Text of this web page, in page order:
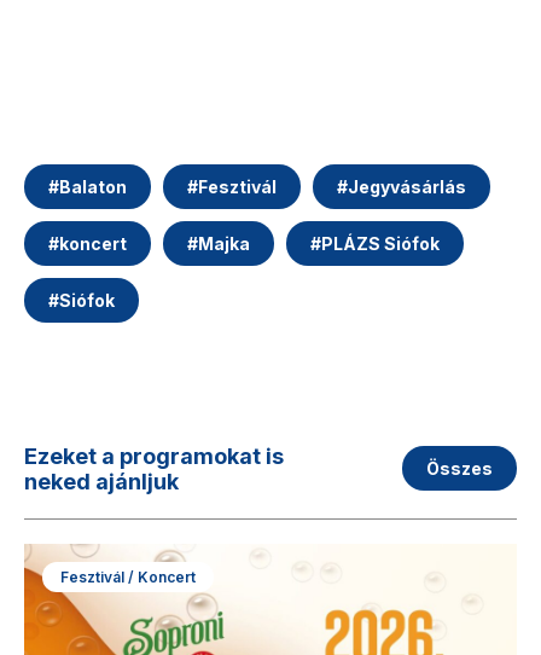
#Balaton #Fesztivál #Jegyvásárlás
#koncert #Majka #PLÁZS Siófok
#Siófok
Ezeket a programokat is
neked ajánljuk
Összes
Fesztivál / Koncert